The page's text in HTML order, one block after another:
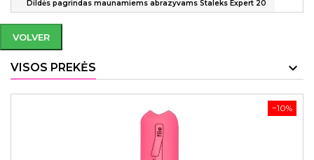
Dildės pagrindas maunamiems abrazyvams Staleks Expert 20
VOLVER
VISOS PREKĖS
−10%